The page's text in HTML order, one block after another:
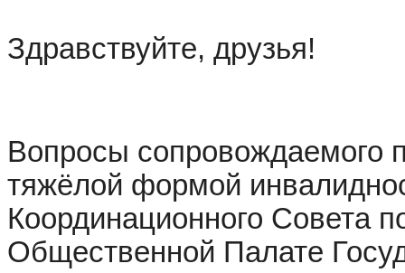
Здравствуйте, друзья!
Вопросы сопровождаемого
тяжёлой формой
Координационного Совета
Общественной Палате